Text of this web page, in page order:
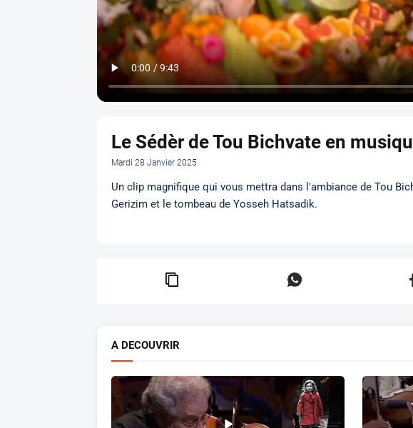
Le Sédèr de Tou Bichvate en
Mardi 28 Janvier 2025
Un clip magnifique qui vous mettra dans l'ambiance de Tou
Gerizim et le tombeau de Yosseh Hatsadik.
A DECOUVRIR